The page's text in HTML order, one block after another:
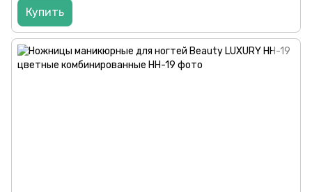
Купить